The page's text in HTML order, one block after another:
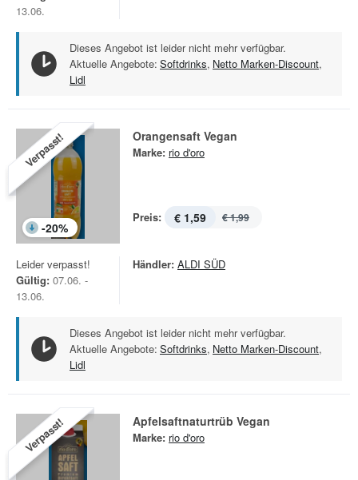
13.06.
Dieses Angebot ist leider nicht mehr verfügbar.
Aktuelle Angebote: Softdrinks, Netto Marken-Discount,
Lidl
Verpasst!
-20%
Orangensaft Vegan
Marke: rio d'oro
Preis: € 1,59 € 1,99
Leider verpasst!
Gültig: 07.06. -
13.06.
Händler: ALDI SÜD
Dieses Angebot ist leider nicht mehr verfügbar.
Aktuelle Angebote: Softdrinks, Netto Marken-Discount,
Lidl
Verpasst! Apfelsaftnaturtrüb Vegan
Marke: rio d'oro